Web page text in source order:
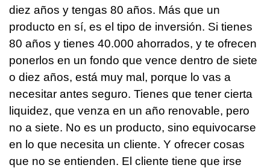
diez años y tengas 80 años. Más que un
producto en sí, es el tipo de inversión. Si tienes
80 años y tienes 40.000 ahorrados, y te ofrecen
ponerlos en un fondo que vence dentro de siete
o diez años, está muy mal, porque lo vas a
necesitar antes seguro. Tienes que tener cierta
liquidez, que venza en un año renovable, pero
no a siete. No es un producto, sino equivocarse
en lo que necesita un cliente. Y ofrecer cosas
que no se entienden. El cliente tiene que irse